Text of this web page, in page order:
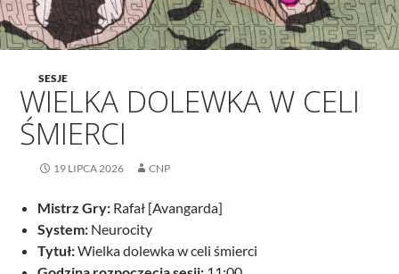
SESJE
WIELKA DOLEWKA W CELI
ŚMIERCI
19 LIPCA 2026 CNP
Mistrz Gry: Rafał [Avangarda]
System: Neurocity
Tytuł:Wielka dolewka w celi śmierci